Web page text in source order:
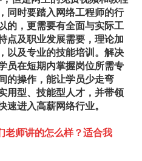
同时要踏入网络工程师的行
的，更需要有全面与实际工
点及职业发展需要，理论加
以及专业的技能培训。解决
员在短期内掌握岗位所需专
的操作，能让学员少走弯
用型、技能型人才，并带领
进入高薪网络行业。
老师讲的怎么样？适合我